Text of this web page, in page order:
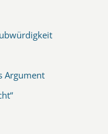
Argument